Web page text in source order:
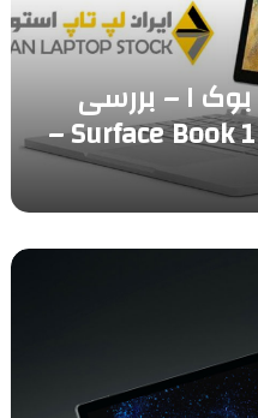
مشخصات سرفیس بوک ١ – بررسی
کامل سخت افزاری Surface Book 1 –